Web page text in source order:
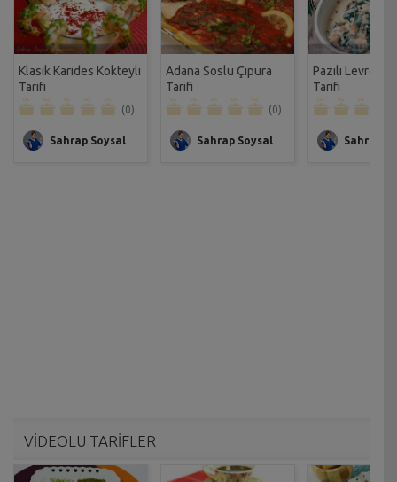
Klasik Karides Kokteyli
Tarifi
(0)
Sahrap Soysal
Adana Soslu Çipura
Tarifi
(0)
Sahrap Soysal
Pazılı Levrek
Tarifi
Sahrap
VİDEOLU TARİFLER